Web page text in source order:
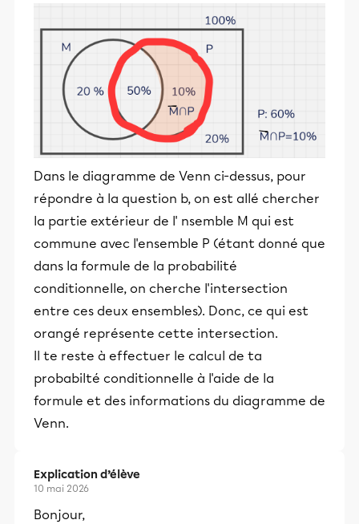
Dans le diagramme de Venn ci-dessus, pour
répondre à la question b, on est allé chercher
la partie extérieur de l' nsemble M qui est
commune avec l'ensemble P (étant donné que
dans la formule de la probabilité
conditionnelle, on cherche l'intersection
entre ces deux ensembles). Donc, ce qui est
orangé représente cette intersection.
Il te reste à effectuer le calcul de ta
probabilté conditionnelle à l'aide de la
formule et des informations du diagramme de
Venn.
Explication d’élève
10 mai 2026
Bonjour,